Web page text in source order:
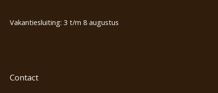
Vakantiesluiting: 3 t/m 8 augustus
Contact